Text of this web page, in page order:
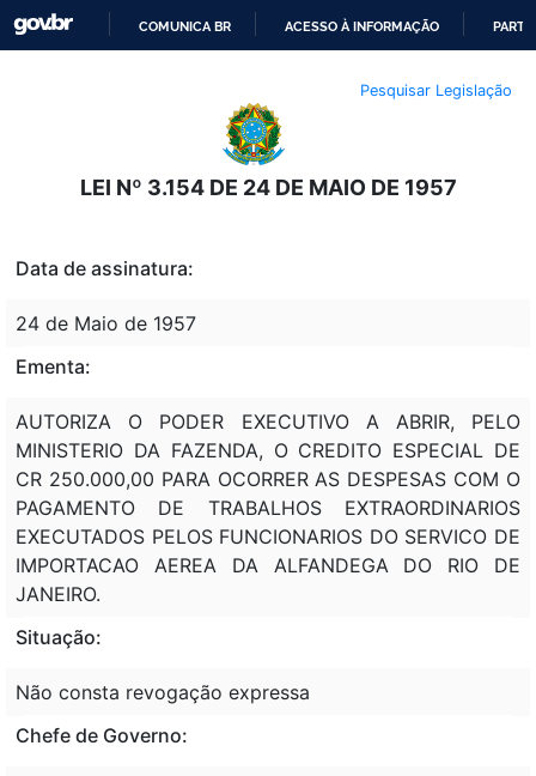
O
CONTEÚDO
COMUNICA BR ACESSO À INFORMAÇÃO
Pesquisar Legislação
LEI Nº 3.154 DE 24 DE MAIO DE 1957
Data de assinatura:
24 de Maio de 1957
Ementa:
AUTORIZA O PODER EXECUTIVO A ABRIR, PELO
MINISTERIO DA FAZENDA, O CREDITO ESPECIAL DE
CR 250.000,00 PARA OCORRER AS DESPESAS COM O
PAGAMENTO DE TRABALHOS EXTRAORDINARIOS
EXECUTADOS PELOS FUNCIONARIOS DO SERVICO DE
IMPORTACAO AEREA DA ALFANDEGA DO RIO DE
JANEIRO.
Situação:
Não consta revogação expressa
Chefe de Governo: